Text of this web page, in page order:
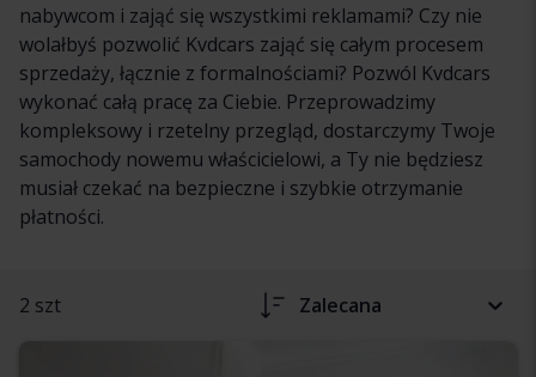
nabywcom i zająć się wszystkimi reklamami? Czy nie
wolałbyś pozwolić Kvdcars zająć się całym procesem
sprzedaży, łącznie z formalnościami? Pozwól Kvdcars
wykonać całą pracę za Ciebie. Przeprowadzimy
kompleksowy i rzetelny przegląd, dostarczymy Twoje
samochody nowemu właścicielowi, a Ty nie będziesz
musiał czekać na bezpieczne i szybkie otrzymanie
płatności.
2 szt Zalecana